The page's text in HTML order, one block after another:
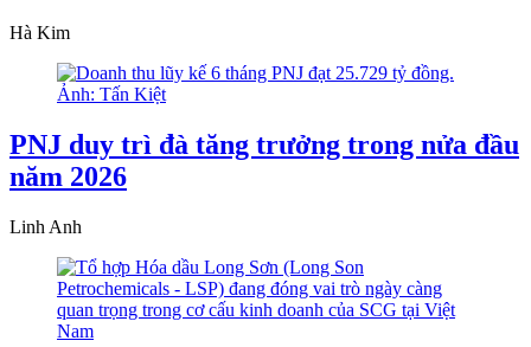
Hà Kim
PNJ duy trì đà tăng trưởng trong nửa đầu
năm 2026
Linh Anh